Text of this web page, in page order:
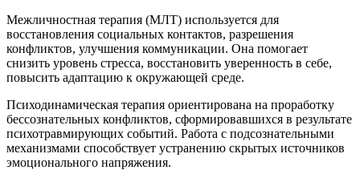
Межличностная терапия (МЛТ) используется для
восстановления социальных контактов, разрешения
конфликтов, улучшения коммуникации. Она помогает
снизить уровень стресса, восстановить уверенность в себе,
повысить адаптацию к окружающей среде.
Психодинамическая терапия ориентирована на проработку
бессознательных конфликтов, сформировавшихся в результате
психотравмирующих событий. Работа с подсознательными
механизмами способствует устранению скрытых источников
эмоционального напряжения.